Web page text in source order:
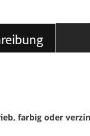
farbig oder